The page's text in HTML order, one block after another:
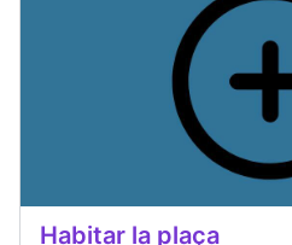
Habitar la plaça